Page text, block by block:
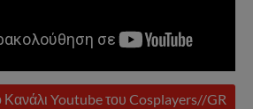
Κανάλι Youtube του Cosplayers//GR